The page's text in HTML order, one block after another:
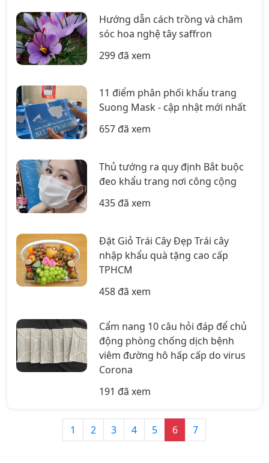
Hướng dẫn cách trồng và chăm
sóc hoa nghệ tây saffron
299 đã xem
11 điểm phân phối khẩu trang
Suong Mask - cập nhật mới nhất
657 đã xem
Thủ tướng ra quy định Bắt buộc
đeo khẩu trang nơi công cộng
435 đã xem
Đặt Giỏ Trái Cây Đẹp Trái cây
nhập khẩu quà tặng cao cấp
TPHCM
458 đã xem
Cẩm nang 10 câu hỏi đáp để chủ
động phòng chống dịch bệnh
viêm đường hô hấp cấp do virus
Corona
191 đã xem
1 2 3 4 5 6 7